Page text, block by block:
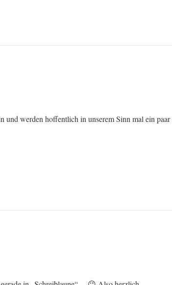
und werden hoffentlich in unserem Sinn mal ein paar